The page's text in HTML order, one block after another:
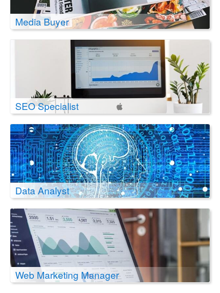
Media Buyer
SEO Specialist
Data Analyst
Web Marketing Manager